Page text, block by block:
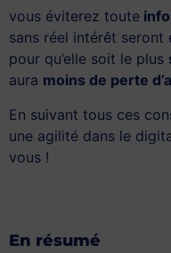
vous éviterez toute
sans réel intérêt seront
pour qu’elle soit le plus
aura moins de perte
En suivant tous ces
une agilité dans le
vous !
En résumé